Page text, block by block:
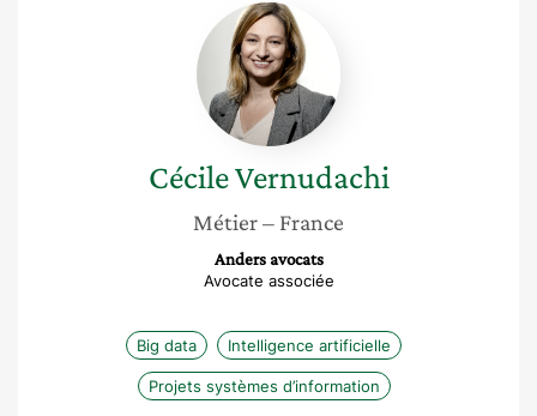
Cécile
Vernudachi
CécileVernudachi
Métier– France
Anders avocats
Avocate associée
Big data Intelligence artificielle
Projets systèmes d’information